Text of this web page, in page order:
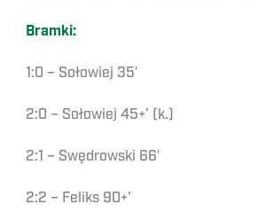
Bramki:
1:0 – Sołowiej 35′
2:0 – Sołowiej 45+’ (k.)
2:1 – Swędrowski 66′
2:2 – Feliks 90+’